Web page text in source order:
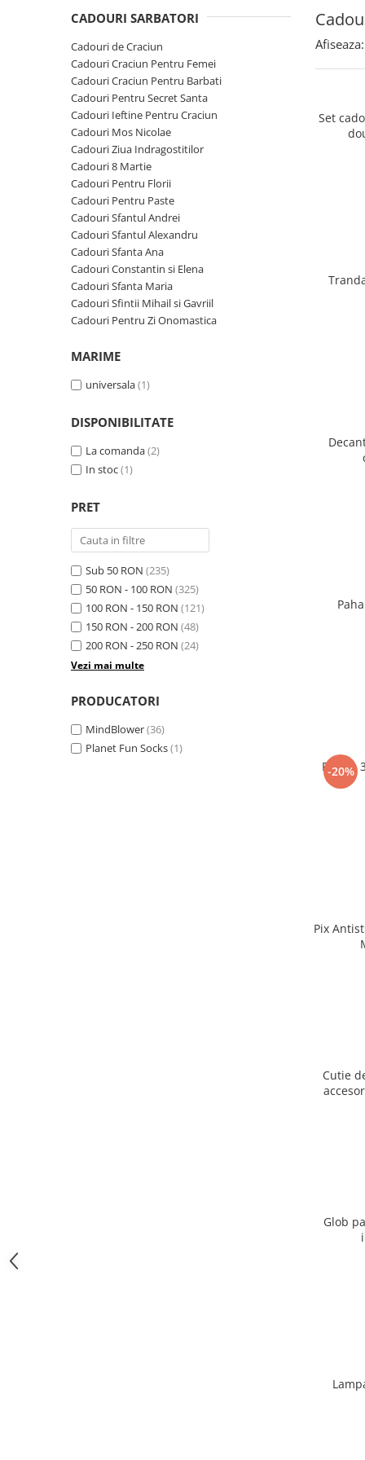
Cadouri Fete
Cadouri Haioase
Cadouri de Casa Noua
Cadouri Majorat
Cadouri pentru Nasi
Cadouri pentru Bunici
Cadouri pentru Prieteni
Cadouri pentru Sefi
Cel ce are tot
Cadouri Nunta si Cununie civila
Cani si Termosuri
Jocuri si Puzzle
Produse pentru Calatorie
Seturi de caligrafie
Cadouri Sfantul Alexandru
Cadouri Sfanta Ana
Cadouri Constantin si Elena
Cadouri Sfanta Maria
Cadouri Sfintii Mihail si Gavriil
CADOURI SARBATORI
Cadouri de Craciun
Cadouri Craciun Pentru Femei
Cadouri Craciun Pentru Barbati
Cadouri Pentru Secret Santa
Cadouri Ieftine Pentru Craciun
Cadouri Mos Nicolae
Cadouri Ziua Indragostitilor
Cadouri 8 Martie
Cadouri Pentru Florii
Cadouri Pentru Paste
Cadouri Sfantul Andrei
Cadouri Sfantul Alexandru
Cadouri Sfanta Ana
Cadouri Constantin si Elena
Cadouri Sfanta Maria
Cadouri Sfintii Mihail si Gavriil
Cadouri Pentru Zi Onomastica
MARIME
universala(1)
DISPONIBILITATE
La comanda(2)
In stoc(1)
PRET
Sub 50 RON (235)
50 RON - 100 RON (325)
100 RON - 150 RON (121)
150 RON - 200 RON (48)
200 RON - 250 RON (24)
Vezi mai multe
PRODUCATORI
MindBlower(36)
Planet Fun Socks(1)
Afiseaza:
Set
-20%
Puzzle
Pix
Cutie
Glob